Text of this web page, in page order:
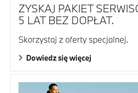
ZYSKAJ PAKIET
5 LAT BEZ DOPŁAT.
Skorzystaj z oferty specjalnej.
Dowiedz się więcej